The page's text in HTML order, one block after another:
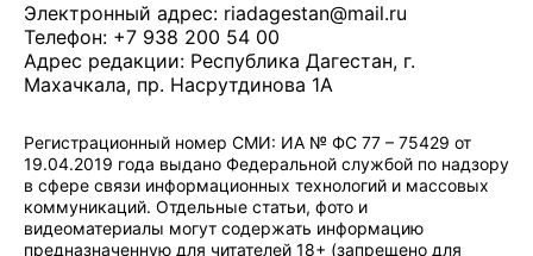
Электронный адрес: riadagestan@mail.ru
Телефон: +7 938 200 54 00
Адрес редакции: Республика Дагестан, г.
Махачкала, пр. Насрутдинова 1А
Регистрационный номер СМИ: ИА № ФС 77 – 75429 от
19.04.2019 года выдано Федеральной службой по надзору
в сфере связи информационных технологий и массовых
коммуникаций. Отдельные статьи, фото и
видеоматериалы могут содержать информацию
предназначенную для читателей 18+ (запрещено для